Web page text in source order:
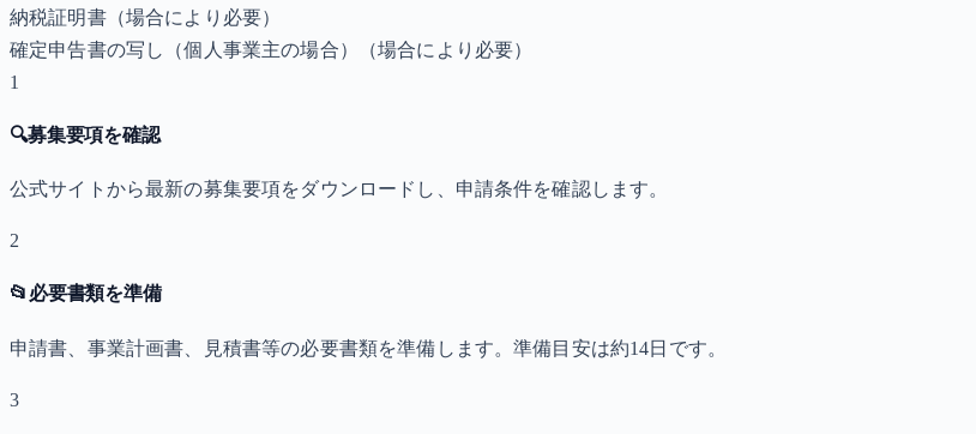
納税証明書（場合により必要）
確定申告書の写し（個人事業主の場合）
（場合により必要）
1
🔍募集要項を確認
公式サイトから最新の募集要項をダウンロードし、申請条件を確認します。
2
📂 必要書類を準備
申請書、事業計画書、見積書等の必要書類を準備します。準備目安は約14日です。
3